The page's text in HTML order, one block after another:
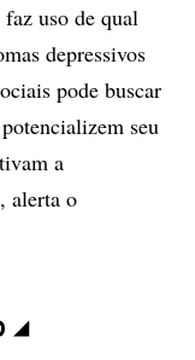
uso de qual
depressivos
pode buscar
seu
a
alerta o